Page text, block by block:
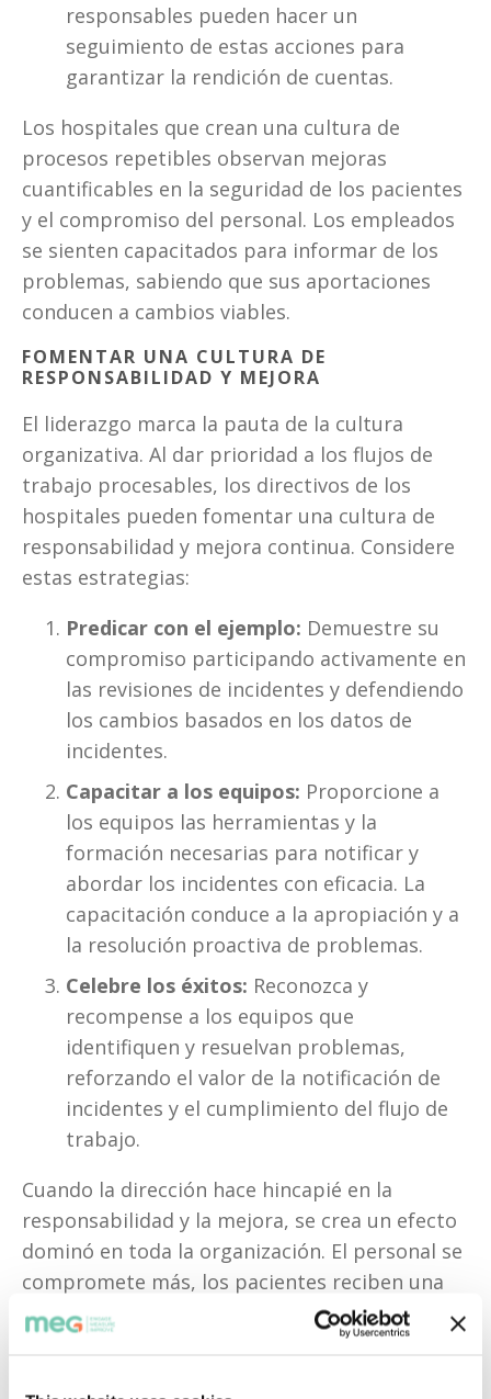
responsables pueden hacer un
seguimiento de estas acciones para
garantizar la rendición de cuentas.
Los hospitales que crean una cultura de
procesos repetibles observan mejoras
cuantificables en la seguridad de los pacientes
y el compromiso del personal. Los empleados
se sienten capacitados para informar de los
problemas, sabiendo que sus aportaciones
conducen a cambios viables.
FOMENTAR UNA CULTURA DE
RESPONSABILIDAD Y MEJORA
El liderazgo marca la pauta de la cultura
organizativa. Al dar prioridad a los flujos de
trabajo procesables, los directivos de los
hospitales pueden fomentar una cultura de
responsabilidad y mejora continua. Considere
estas estrategias:
Predicar con el ejemplo: Demuestre su
compromiso participando activamente en
las revisiones de incidentes y defendiendo
los cambios basados en los datos de
incidentes.
Capacitar a los equipos: Proporcione a
los equipos las herramientas y la
formación necesarias para notificar y
abordar los incidentes con eficacia. La
capacitación conduce a la apropiación y a
la resolución proactiva de problemas.
Celebre los éxitos: Reconozca y
recompense a los equipos que
identifiquen y resuelvan problemas,
reforzando el valor de la notificación de
incidentes y el cumplimiento del flujo de
trabajo.
Cuando la dirección hace hincapié en la
responsabilidad y la mejora, se crea un efecto
dominó en toda la organización. El personal se
compromete más, los pacientes reciben una
atención más segura y la reputación del
hospital como líder en calidad asistencial se